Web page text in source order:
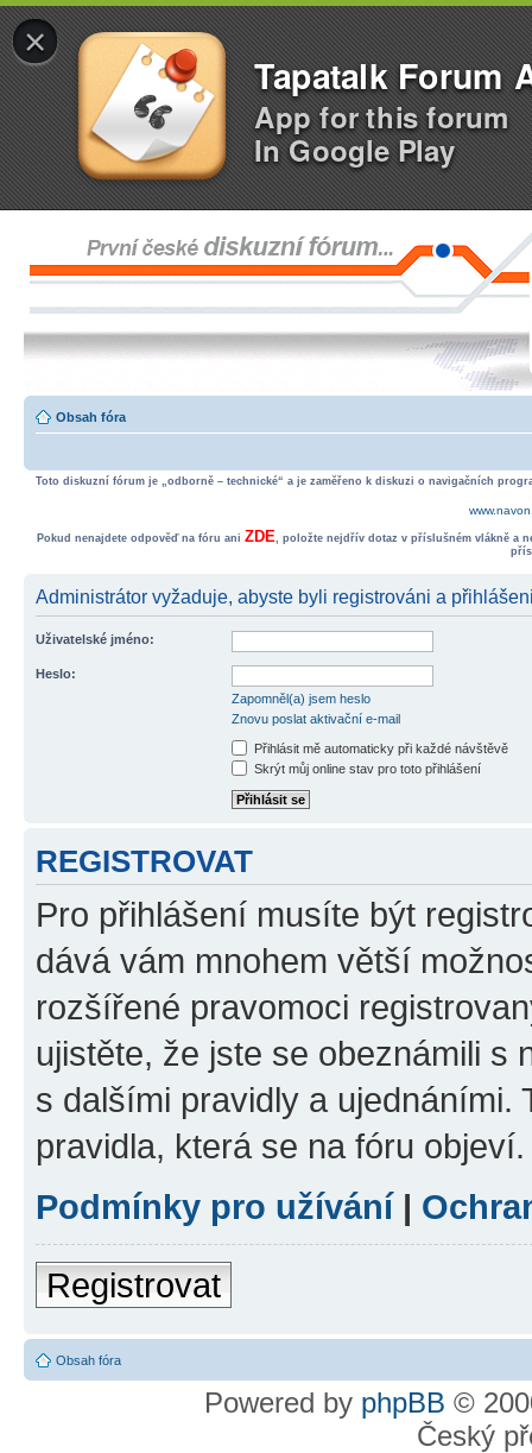
×
Tapatalk Forum
App for this forum
In Google Play
Obsah fóra
Toto diskuzní fórum je „odborně – technické“ a je zaměřeno k diskuzi o navigačních
Pokud nenajdete odpověď na fóru ani ZDE, položte nejdřív dotaz v příslušném vlákně a
Administrátor vyžaduje, abyste byli registrováni a
Uživatelské jméno:
Heslo:
Zapomněl(a) jsem heslo
Znovu poslat aktivační e-mail
Přihlásit mě automaticky při každé návštěvě
Skrýt můj online stav pro toto přihlášení
REGISTROVAT
Pro přihlášení musíte být
dává vám mnohem větší
rozšířené pravomoci
ujistěte, že jste se obeznámili s
s dalšími pravidly a ujednáními.
pravidla, která se na fóru objeví.
Podmínky pro užívání|
Registrovat
Obsah fóra
Powered by phpBB ©
Český